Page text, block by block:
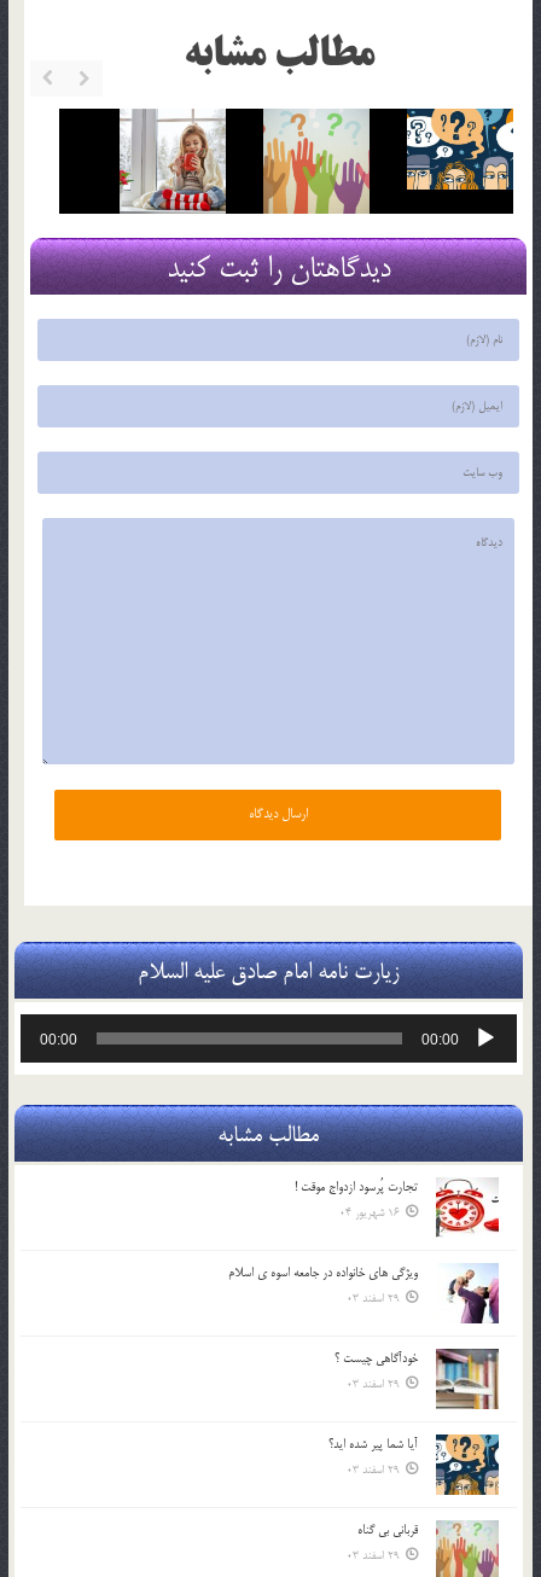
مطالب مشابه
دیدگاهتان را ثبت کنید
زیارت نامه امام صادق علیه السلام
پخش‌کننده
00:00
00:00
مطالب مشابه
تجارت پُرسود ازدواج موقت !
16 شهریور 04
ويژگي هاي خانواده در جامعه اسوه ي اسلام
29 اسفند 03
خودآگاهى چيست ؟
29 اسفند 03
آیا شما پیر شده اید؟
29 اسفند 03
قرباني بي گناه
29 اسفند 03